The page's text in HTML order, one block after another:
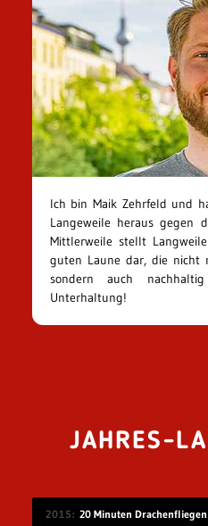
Ich bin Maik Zehrfeld und
Langeweile heraus gegen
Mittlerweile stellt
guten Laune dar, die nicht
sondern auch
Unterhaltung!
JAHRES-
2015 20 Minuten